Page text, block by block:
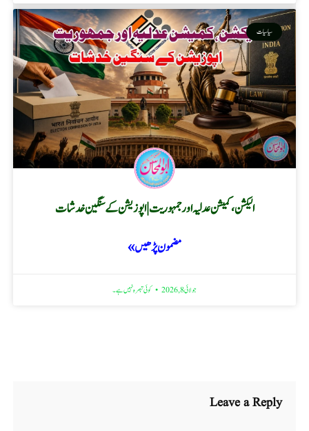
سیاسیات
الیکشن، کمیشن عدلیہ اور جمہوریت | اپوزیشن کے سنگین خدشات
مضمون پڑھیں »
جولائی 8, 2026 کوئی تبصرہ نہیں ہے۔
Leave a Reply